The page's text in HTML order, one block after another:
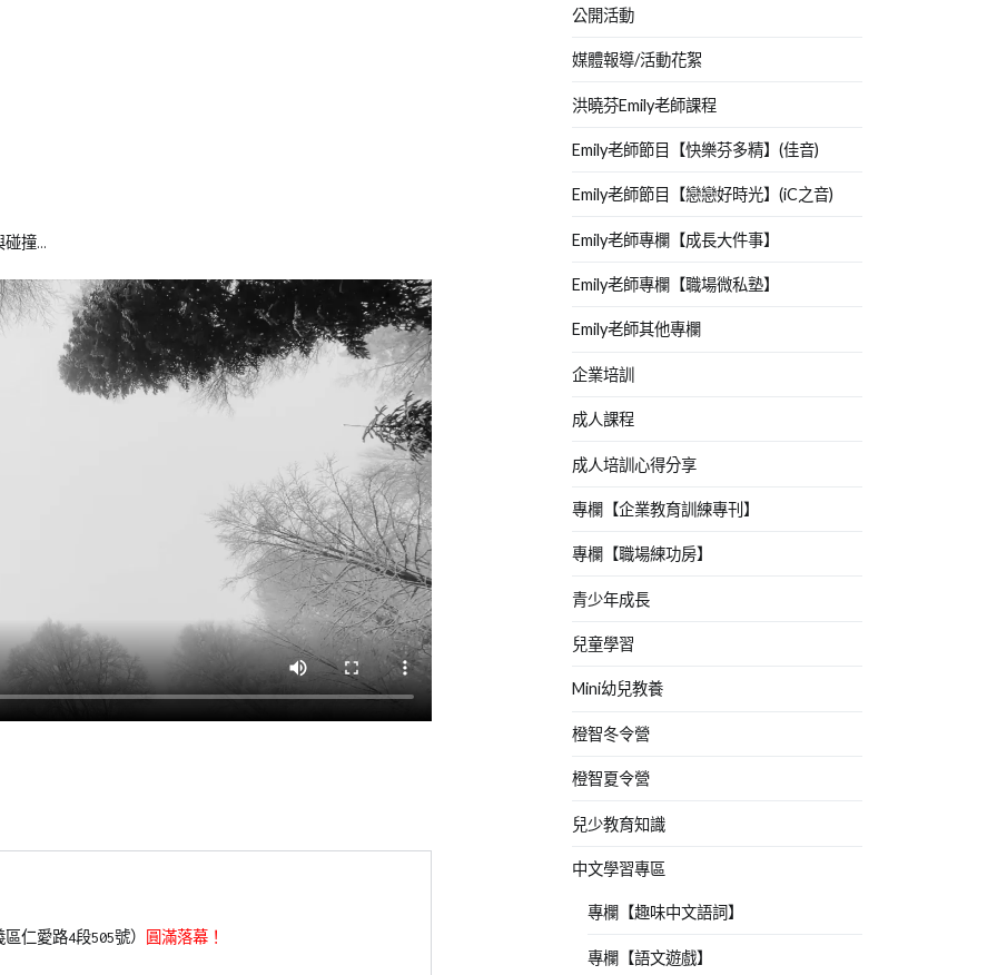
撞…
仁愛路4段505號） 圓滿落幕！
公開活動
媒體報導/活動花絮
洪曉芬Emily老師課程
Emily老師節目【快樂芬多精】(佳音)
Emily老師節目【戀戀好時光】(iC之音)
Emily老師專欄【成長大件事】
Emily老師專欄【職場微私塾】
Emily老師其他專欄
企業培訓
成人課程
成人培訓心得分享
專欄【企業教育訓練專刊】
專欄【職場練功房】
青少年成長
兒童學習
Mini幼兒教養
橙智冬令營
橙智夏令營
兒少教育知識
中文學習專區
專欄【趣味中文語詞】
專欄【語文遊戲】